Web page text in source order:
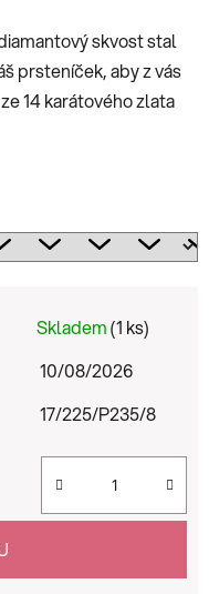
skvost stal
prsteníček, aby z vás
14 karátového zlata
Skladem(1 ks)
10/08/2026
17/225/P235/8